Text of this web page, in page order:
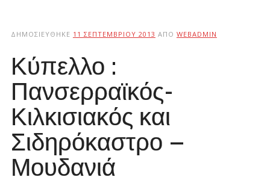
ΔΗΜΟΣΙΕΎΘΗΚΕ 11 ΣΕΠΤΕΜΒΡΊΟΥ 2013 ΑΠΌ WEBADMIN
Κύπελλο :
Πανσερραϊκός-
Κιλκισιακός και
Σιδηρόκαστρο –
Μουδανιά